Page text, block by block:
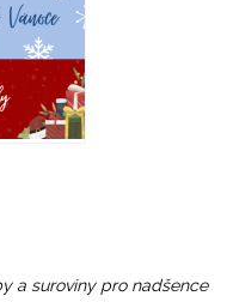
a surovinypro nadšence